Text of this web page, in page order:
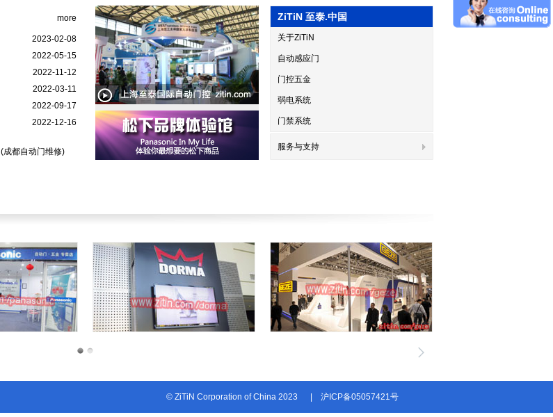
more
2023-02-08
2022-05-15
2022-11-12
2022-03-11
2022-09-17
2022-12-16
(成都自动门维修)
ZiTiN 至泰.中国
关于ZiTiN
自动感应门
门控五金
弱电系统
门禁系统
服务与支持
© ZiTiN Corporation of China 2023 沪ICP备05057421号